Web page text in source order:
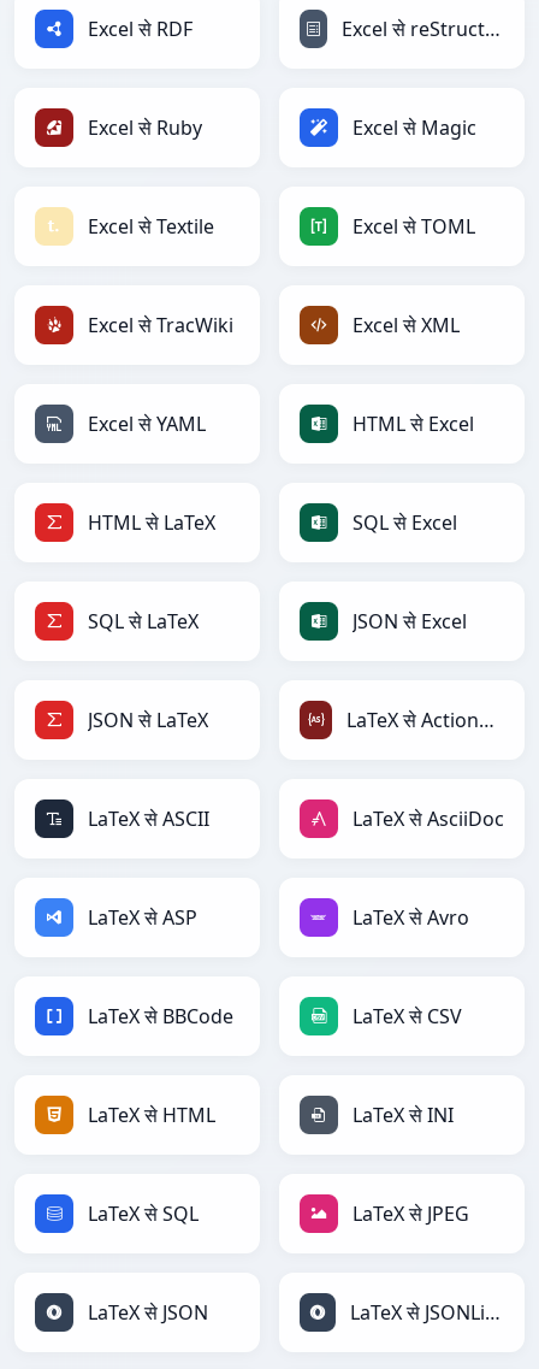
Excel से RDF Excel से reStructuredText
Excel से Ruby Excel से Magic
Excel से Textile Excel से TOML
Excel से TracWiki Excel से XML
Excel से YAML HTML से Excel
HTML से LaTeX SQL से Excel
SQL से LaTeX JSON से Excel
JSON से LaTeX LaTeX से ActionScript
LaTeX से ASCII LaTeX से AsciiDoc
LaTeX से ASP LaTeX से Avro
LaTeX से BBCode LaTeX से CSV
LaTeX से HTML LaTeX से INI
LaTeX से SQL LaTeX से JPEG
LaTeX से JSON LaTeX से JSONLines